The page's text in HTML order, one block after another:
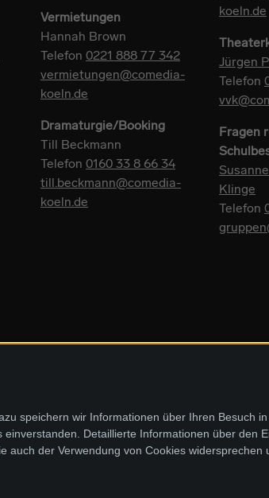
Vermietungen
Hannah Brown
Telefon 0221 888 77 342
vermietungen@comedia-
koeln.de
Dramaturgie/Booking
Till Beckmann
Telefon 0160 33 8 66 34
till.beckmann@comedia-
koeln.de
koeln.de
Jürgen
Telefon
Fragen
Klinge
Telefon
speichern wir Informationen über Ihren Besuch
Detaillierte Informationen über den
auch der Verwendung von Cookies widersprechen